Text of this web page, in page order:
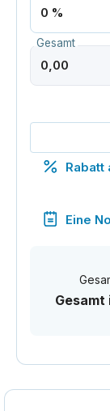
Gesamt
Rabatt
Eine
Gesamt